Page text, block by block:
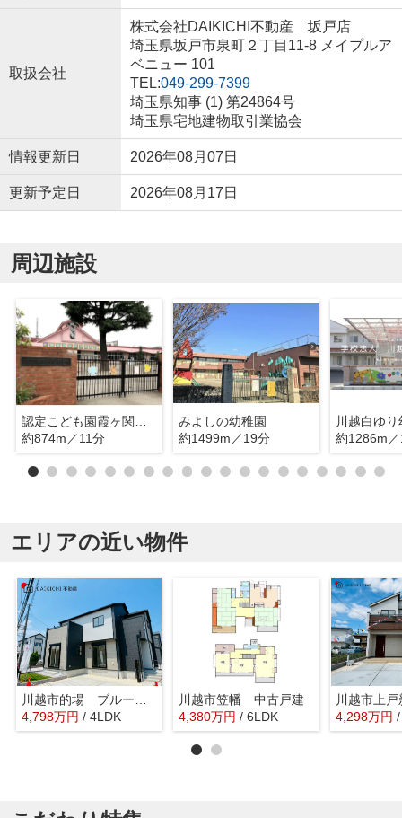
取扱会社
株式会社DAIKICHI不動産 坂戸店
埼玉県坂戸市泉町２丁目11-8 メイプルア
ベニュー 101
TEL:049-299-7399
埼玉県知事 (1) 第24864号
埼玉県宅地建物取引業協会
情報更新日 2026年08月07日
更新予定日 2026年08月17日
周辺施設
約874m／11分
みよしの幼稚園
約1499m／19分
川越白ゆ
約1286m
エリアの近い物件
川越市的場 ブルーミングガーデン 新築戸建 全2棟 3号棟
4,798万円 / 4LDK
川越市笠幡 中古戸建
4,380万円 / 6LDK 4,298万円